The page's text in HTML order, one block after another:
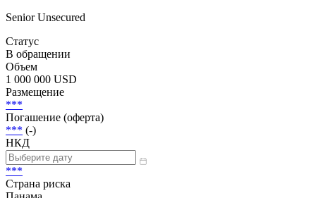
Скачать
Добавить в Watchlist
Senior Unsecured
Статус
В обращении
Объем
1 000 000 USD
Размещение
***
Погашение (оферта)
***
НКД